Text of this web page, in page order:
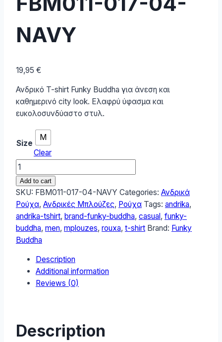
NAVY
19,95 €
Ανδρικό T-shirt Funky Buddha για άνεση και
καθημερινό city look. Ελαφρύ ύφασμα και
ευκολοσυνδύαστο στυλ.
Size
M
Clear
Funky
Buddha
Ανδρικό
T-
Shirt
FBM011-
017-
NAVY
quantity
Add to cart
SKU: FBM011-017-04-NAVY Categories: Ανδρικά
Ρούχα, Ανδρικές Μπλούζες, Ρούχα Tags: andrika,
andrika-tshirt, brand-funky-buddha, casual, funky-
buddha, men, mplouzes, rouxa, t-shirt Brand: Funky
Buddha
Description
Additional information
Reviews (0)
Description